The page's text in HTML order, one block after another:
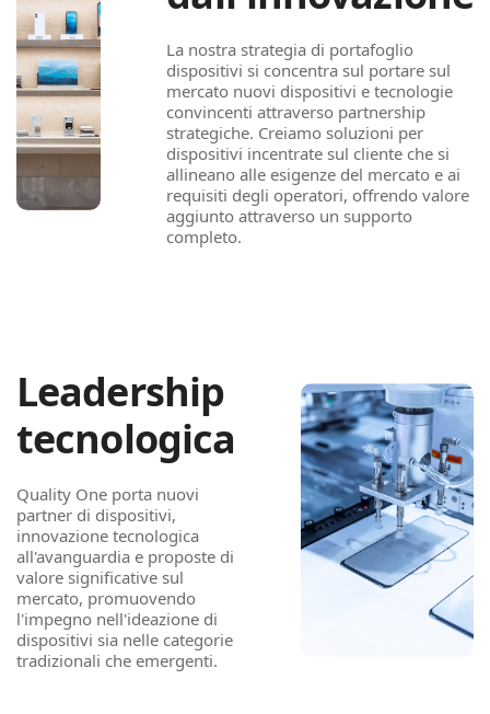
La nostra strategia di portafoglio
dispositivi si concentra sul portare sul
mercato nuovi dispositivi e tecnologie
convincenti attraverso partnership
strategiche. Creiamo soluzioni per
dispositivi incentrate sul cliente che si
allineano alle esigenze del mercato e ai
requisiti degli operatori, offrendo valore
aggiunto attraverso un supporto
completo.
Leadership
tecnologica
Quality One porta nuovi
partner di dispositivi,
innovazione tecnologica
all'avanguardia e proposte di
valore significative sul
mercato, promuovendo
l'impegno nell'ideazione di
dispositivi sia nelle categorie
tradizionali che emergenti.